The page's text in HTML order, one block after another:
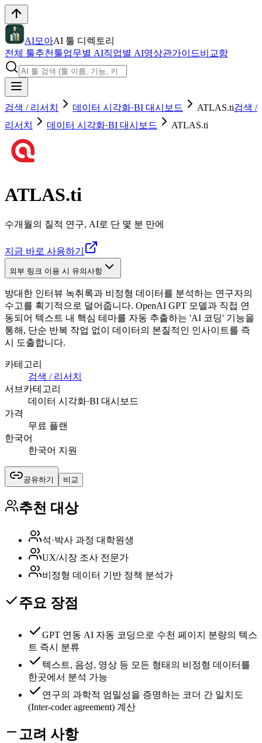
AI모아AI 툴 디렉토리
전체 툴추천툴업무별 AI직업별 AI영상관가이드비교함
검색 / 리서치 데이터 시각화·BI 대시보드 ATLAS.ti검색 /
리서치
데이터 시각화·BI 대시보드 ATLAS.ti
ATLAS.ti
수개월의 질적 연구, AI로 단 몇 분 만에
지금 바로 사용하기
외부 링크 이용 시 유의사항
방대한 인터뷰 녹취록과 비정형 데이터를 분석하는 연구자의
수고를 획기적으로 덜어줍니다. OpenAI GPT 모델과 직접 연
동되어 텍스트 내 핵심 테마를 자동 추출하는 'AI 코딩' 기능을
통해, 단순 반복 작업 없이 데이터의 본질적인 인사이트를 즉
시 도출합니다.
카테고리
검색 / 리서치
서브카테고리
데이터 시각화·BI 대시보드
가격
무료 플랜
한국어
한국어 지원
공유하기 비교
추천 대상
석·박사 과정 대학원생
UX/시장 조사 전문가
비정형 데이터 기반 정책 분석가
주요 장점
GPT 연동 AI 자동 코딩으로 수천 페이지 분량의 텍스
트 즉시 분류
텍스트, 음성, 영상 등 모든 형태의 비정형 데이터를
한곳에서 분석 가능
연구의 과학적 엄밀성을 증명하는 코더 간 일치도
(Inter-coder agreement) 계산
고려 사항